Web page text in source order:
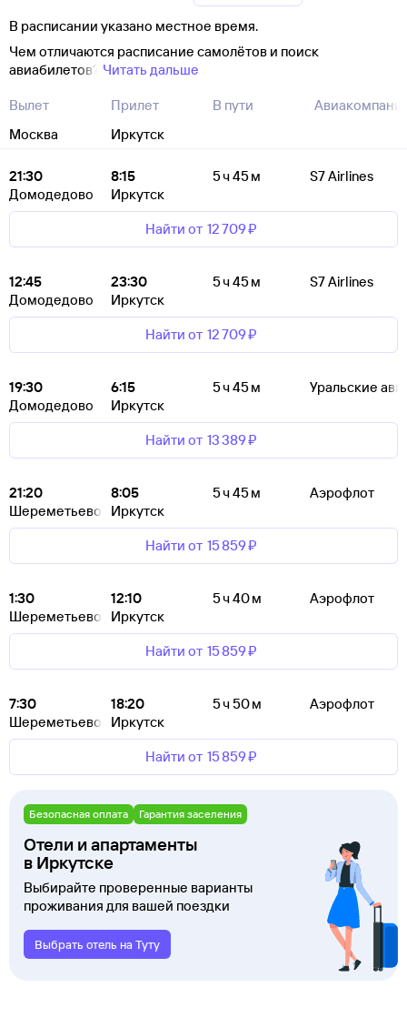
В расписании указано местное время.
Чем отличаются расписание самолётов и поиск
авиабилетов? Читать дальше
Вылет
Москва
Прилет
Иркутск
В пути
21:30
Домодедово
8:15
Иркутск
5 ч 45 м S7 Airlines
Найти от 12 ⁠709 ⁠₽
12:45
Домодедово
23:30
Иркутск
5 ч 45 м S7 Airlines
Найти от 12 ⁠709 ⁠₽
19:30
Домодедово
6:15
Иркутск
5 ч 45 м Уральские
Найти от 13 ⁠389 ⁠₽
21:20
Шереметьево
8:05
Иркутск
5 ч 45 м Аэрофлот
Найти от 15 ⁠859 ⁠₽
1:30
Шереметьево
12:10
Иркутск
5 ч 40 м Аэрофлот
Найти от 15 ⁠859 ⁠₽
7:30
Шереметьево
18:20
Иркутск
5 ч 50 м Аэрофлот
Найти от 15 ⁠859 ⁠₽
Безопасная оплата Гарантия заселения
Отели и апартаменты
в Иркутске
Выбирайте проверенные варианты
проживания для вашей поездки
Выбрать отель на Туту